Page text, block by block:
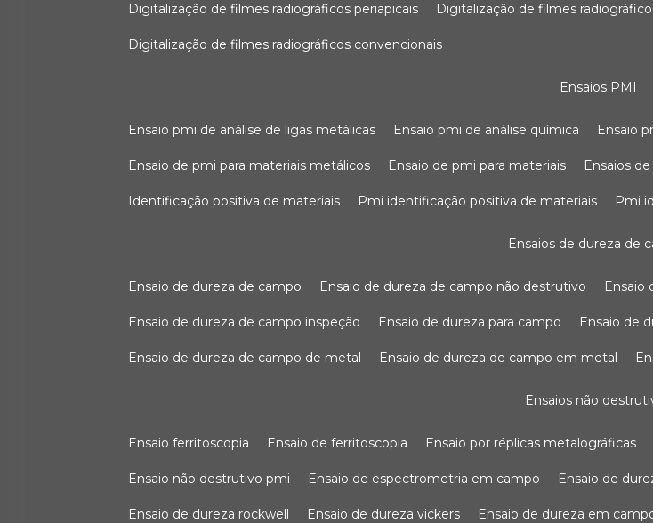
digitalização de filmes radiográficos periapicais digitalização de filmes
digitalização de filmes radiográficos convencionais
ensaios PMI
ensaio pmi de análise de ligas metálicas ensaio pmi de análise química ensaio
ensaio de pmi para materiais metálicos ensaio de pmi para materiais ensaios
identificação positiva de materiais pmi identificação positiva de materiais pmi
ensaios de dureza de
ensaio de dureza de campo ensaio de dureza de campo não destrutivo
ensaio de dureza de campo inspeção ensaio de dureza para campo ensaio de
ensaio de dureza de campo de metal ensaio de dureza de campo em metal
ensaios não
ensaio ferritoscopia ensaio de ferritoscopia ensaio por réplicas metalográficas
ensaio não destrutivo pmi ensaio de espectrometria em campo ensaio de
ensaio de dureza rockwell ensaio de dureza vickers ensaio de dureza em